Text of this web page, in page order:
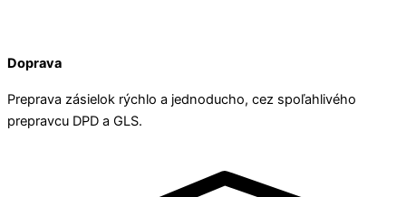
Doprava
Preprava zásielok rýchlo a jednoducho, cez spoľahlivého
prepravcu DPD a GLS.